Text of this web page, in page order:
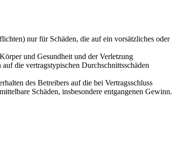
nur für Schäden, die auf ein vorsätzliches oder
und Gesundheit und der Verletzung
die vertragstypischen Durchschnittsschäden
des Betreibers auf die bei Vertragsschluss
Schäden, insbesondere entgangenen Gewinn.